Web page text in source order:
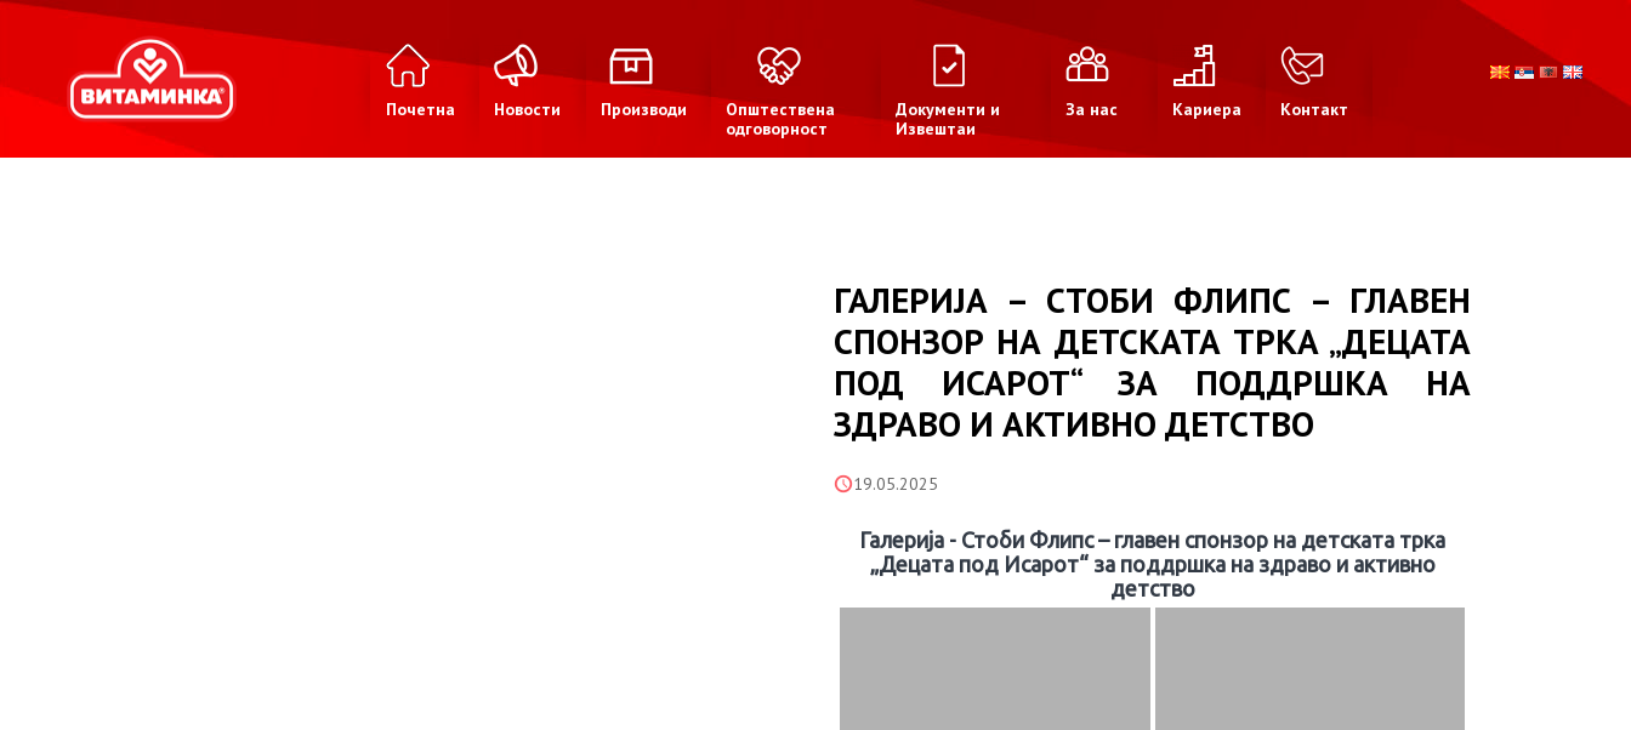
Почетна Новости Производи
Општествена
одговорност
Документи и
Извештаи
За нас Кариера Контакт
ГАЛЕРИЈА – СТОБИ ФЛИПС – ГЛАВЕН
СПОНЗОР НА ДЕТСКАТА ТРКА „ДЕЦАТА
ПОД ИСАРОТ“ ЗА ПОДДРШКА НА
ЗДРАВО И АКТИВНО ДЕТСТВО
19.05.2025
Галерија - Стоби Флипс – главен спонзор на детската трка
„Децата под Исарот“ за поддршка на здраво и активно
детство